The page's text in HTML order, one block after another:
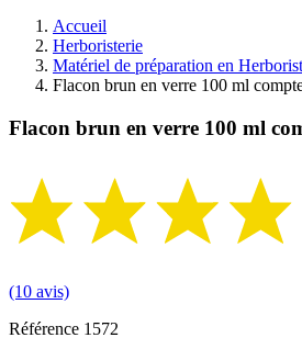
Accueil
Herboristerie
Matériel de préparation en
Flacon brun en verre 100 ml
Flacon brun en verre 100 ml
(10 avis)
Référence 1572